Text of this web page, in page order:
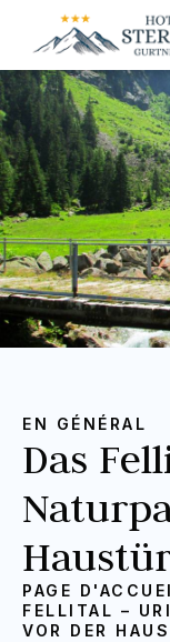
EN GÉNÉRAL
Das
PAGE
FELLITAL –
VOR DER